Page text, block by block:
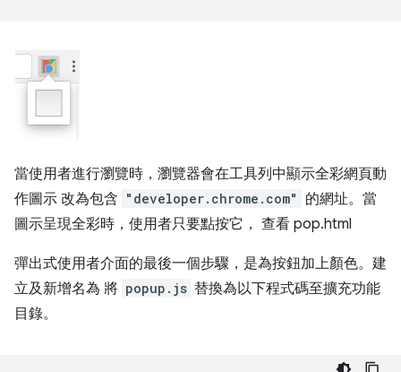
當使用者進行瀏覽時，瀏覽器會在工具列中顯示全彩網頁動
作圖示 改為包含 "developer.chrome.com"
的網址。當
圖示呈現全彩時，使用者只要點按它， 查看 pop.html
彈出式使用者介面的最後一個步驟，是為按鈕加上顏色。建
立及新增名為 將 popup.js 替換為以下程式碼至擴充功能
目錄。